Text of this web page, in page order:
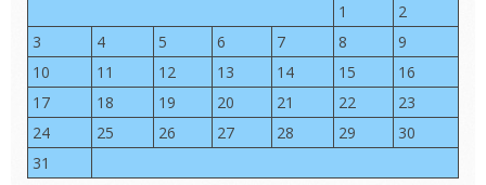
1
2
3
4 5 6 7 8
9
10
11 12 13 14 15
16
17
18 19 20 21 22
23
24
25 26 27 28 29
30
31